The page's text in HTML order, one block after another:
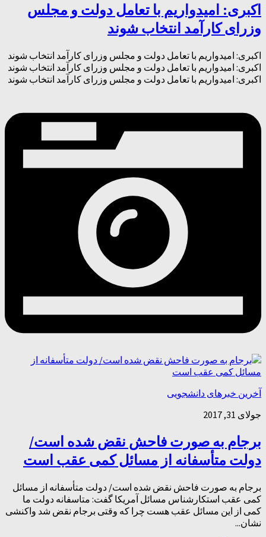
اکبری: امیدواریم با تعامل دولت و مجلس
وزرای کارآمد انتخاب شوند
اکبری: امیدواریم با تعامل دولت و مجلس وزرای کارآمد انتخاب شوند
اکبری: امیدواریم با تعامل دولت و مجلس وزرای کارآمد انتخاب شوند
اکبری: امیدواریم با تعامل دولت و مجلس وزرای کارآمد انتخاب شوند
آخرین خبرهای دانشجویی
جولای 31, 2017
برجام به صورت فاحش نقض شده است/
دولت متأسفانه از مسائل کمی عقب است
برجام به صورت فاحش نقض شده است/ دولت متأسفانه از مسائل
کمی عقب استکارشناس مسائل آمریکا گفت: متاسفانه دولت ما
کمی از این مسائل عقب هست چرا که وقتی برجام نقض شد واکنشی
نشان...